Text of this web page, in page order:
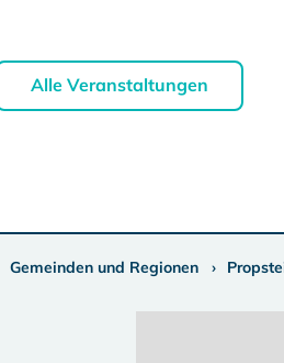
Alle Veranstaltungen
Gemeinden und Regionen